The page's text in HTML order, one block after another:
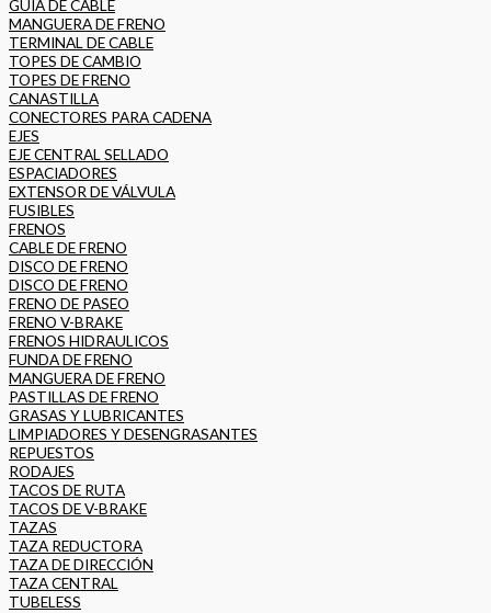
GUIA DE CABLE
MANGUERA DE FRENO
TERMINAL DE CABLE
TOPES DE CAMBIO
TOPES DE FRENO
CANASTILLA
CONECTORES PARA CADENA
EJES
EJE CENTRAL SELLADO
ESPACIADORES
EXTENSOR DE VÁLVULA
FUSIBLES
FRENOS
CABLE DE FRENO
DISCO DE FRENO
DISCO DE FRENO
FRENO DE PASEO
FRENO V-BRAKE
FRENOS HIDRAULICOS
FUNDA DE FRENO
MANGUERA DE FRENO
PASTILLAS DE FRENO
GRASAS Y LUBRICANTES
LIMPIADORES Y DESENGRASANTES
REPUESTOS
RODAJES
TACOS DE RUTA
TACOS DE V-BRAKE
TAZAS
TAZA REDUCTORA
TAZA DE DIRECCIÓN
TAZA CENTRAL
TUBELESS